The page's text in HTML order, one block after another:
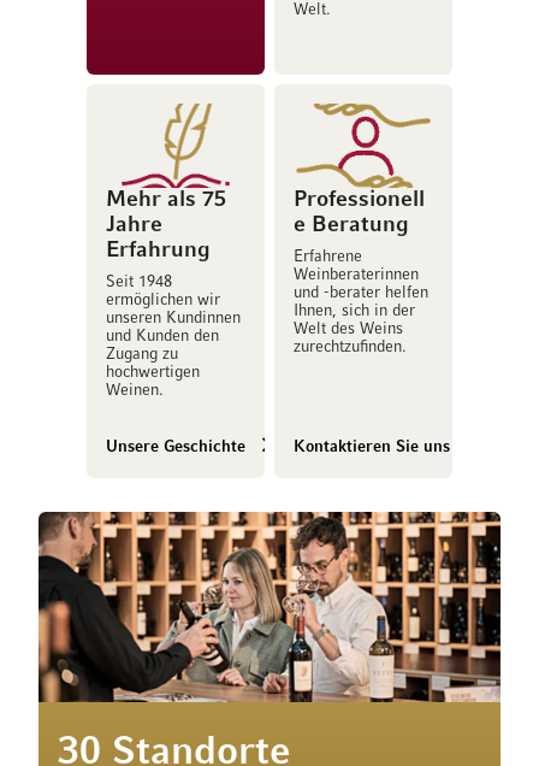
Welt.
Mehr als 75
Jahre
Erfahrung
Seit 1948
ermöglichen wir
unseren Kundinnen
und Kunden den
Zugang zu
hochwertigen
Weinen.
Unsere Geschichte
Professionell
e Beratung
Erfahrene
Weinberaterinnen
und -berater helfen
Ihnen, sich in der
Welt des Weins
zurechtzufinden.
Kontaktieren Sie uns
30 Standorte